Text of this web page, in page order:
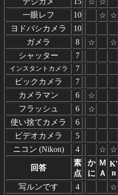
一眼レフ
10 ☆ ☆
ヨドバシカメラ
10
ガメラ
8 ☆ ☆
シャッター
7
インスタントカメラ 7
ビックカメラ
7
カメラマン
6 ☆
フラッシュ
6 ☆
使い捨てカメラ
6
ビデオカメラ
5
ニコン (Nikon)
4 ☆ ☆
回答
素
点
か
に
Ｍ
Ａ
K'
n
写ルンです
4 ☆